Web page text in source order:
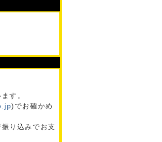
す。
)でお確かめ
り込みでお支